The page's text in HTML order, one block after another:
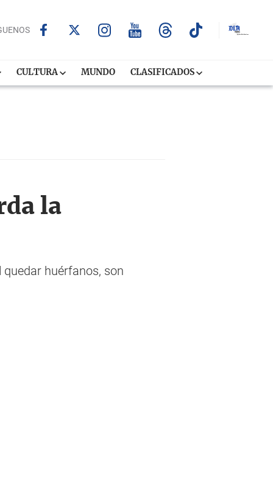
CULTURA MUNDO CLASIFICADOS
la
quedar huérfanos, son